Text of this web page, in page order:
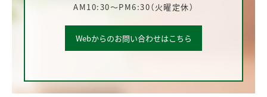
AM10:30～PM6:30（火曜定休）
Webからのお問い合わせはこちら